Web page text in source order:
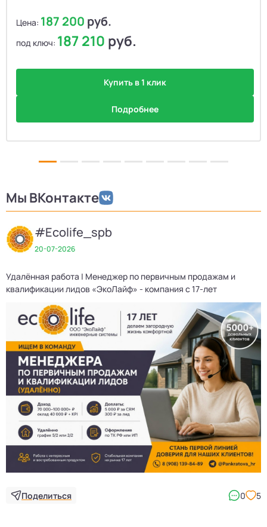
Цена: 187 200 руб.
под ключ: 187 210 руб.
Купить в 1 клик
Подробнее
Мы ВКонтакте
#Ecolife_spb
20-07-2026
Удалённая работа | Менеджер по первичным продажам и
квалификации лидов «ЭкоЛайф» - компания с 17-лет
Поделиться 0 5